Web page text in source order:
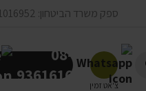
ספק משרד הביטחון: 0011016952 | ספק חברת החשמל: 5032489
צ'אט זמין
08-
9361616